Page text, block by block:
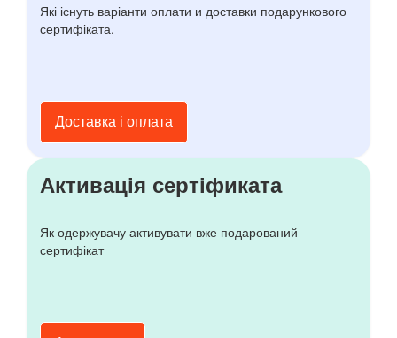
Які існуть варіанти оплати и доставки подарункового
сертифіката.
Доставка і оплата
Активація сертіфиката
Як одержувачу активувати вже подарований
сертифікат